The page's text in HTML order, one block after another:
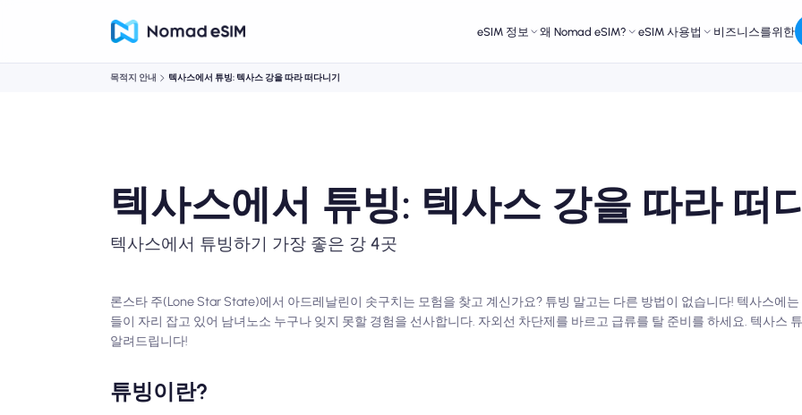
eSIM 정보 왜 Nomad eSIM? eSIM 사용법 비즈니스를위한
목적지 안내 텍사스에서 튜빙: 텍사스 강을 따라 떠다니기
텍사스에서 튜빙: 텍사스 강을 따라 떠
텍사스에서 튜빙하기 가장 좋은 강 4곳
론스타 주(Lone Star State)에서 아드레날린이 솟구치는 모험을 찾고 계신가요? 튜빙 말고는 다른 방법이 없습니다! 텍사스에
들이 자리 잡고 있어 남녀노소 누구나 잊지 못할 경험을 선사합니다. 자외선 차단제를 바르고 급류를 탈 준비를 하세요. 텍사스
알려드립니다!
튜빙이란?